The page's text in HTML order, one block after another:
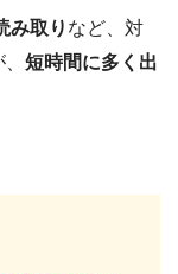
み取り など、対
短時間に多く出